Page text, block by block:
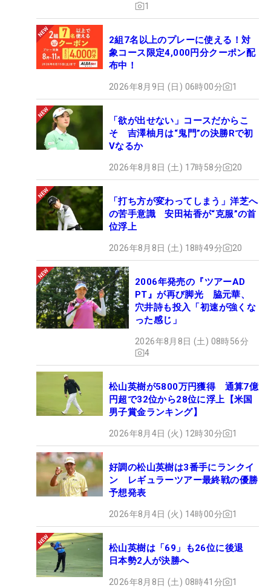
1
2組7名以上のプレーに使える！対
象コース限定4,000円分クーポン配
布中！
2026年8月9日 (日) 06時00分 1
「欲が出せない」コースだからこ
そ 吉澤柚月は“鬼門”の決勝Rで初
Vなるか
2026年8月8日 (土) 17時58分 20
「打ち方が変わってしまう」洋芝へ
の苦手意識 安田祐香が“克服”の首
位浮上
2026年8月8日 (土) 18時49分 20
2006年発売の『ツアーAD
PT』が再び脚光 脇元華、
穴井詩も投入「初速が強くな
った感じ」
2026年8月8日 (土) 08時56分
4
松山英樹が5800万円獲得 通算7億
円超で32位から28位に浮上【米国
男子賞金ランキング】
2026年8月4日 (火) 12時30分 1
好調の松山英樹は3番手にランクイ
ン レギュラーツアー最終戦の優勝
予想発表
2026年8月4日 (火) 14時00分 1
松山英樹は「69」も26位に後退
日本勢2人が決勝へ
2026年8月8日 (土) 08時41分 1